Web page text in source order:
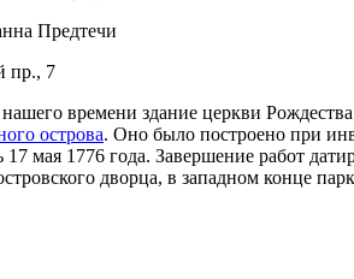
Предтечи
пр., 7
времени здание церкви
острова. Оно было построено при
17 мая 1776 года. Завершение работ
дворца, в западном конце